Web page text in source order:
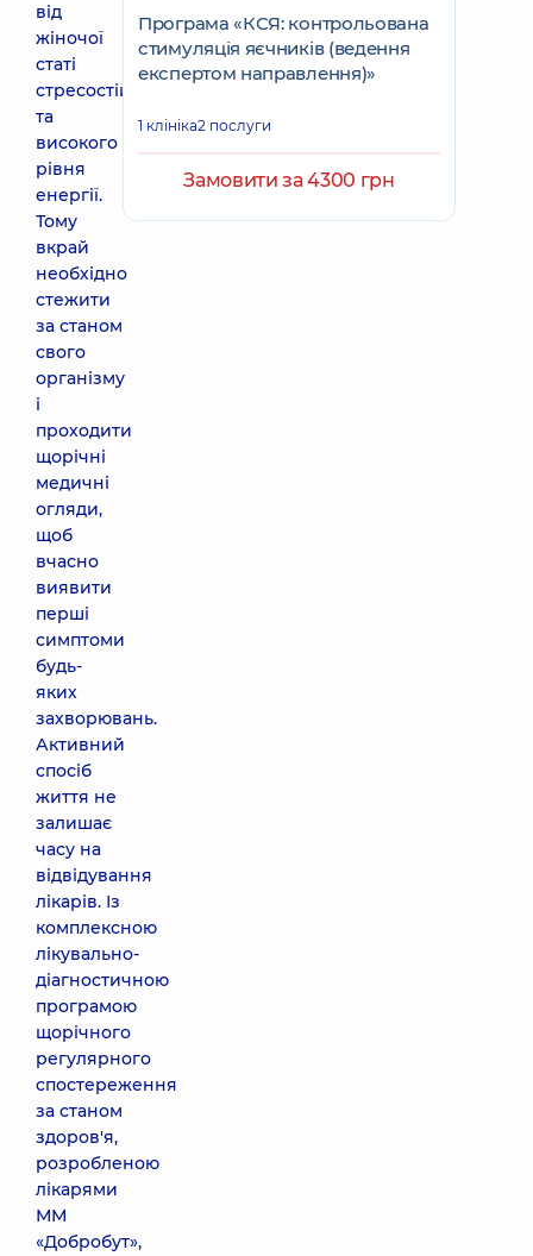
від
жіночої
статі
стресостійкості
та
високого
рівня
енергії.
Тому
вкрай
необхідно
стежити
за станом
свого
організму
і
проходити
щорічні
медичні
огляди,
щоб
вчасно
виявити
перші
симптоми
будь-
яких
захворювань.
Активний
спосіб
життя не
залишає
часу на
відвідування
лікарів. Із
комплексною
лікувально-
діагностичною
програмою
щорічного
регулярного
спостереження
за станом
здоров'я,
розробленою
лікарями
ММ
«Добробут»,
Програма «КСЯ: контрольована
стимуляція яєчників (ведення
експертом направлення)»
1 клініка2 послуги
Замовити за 4300 грн